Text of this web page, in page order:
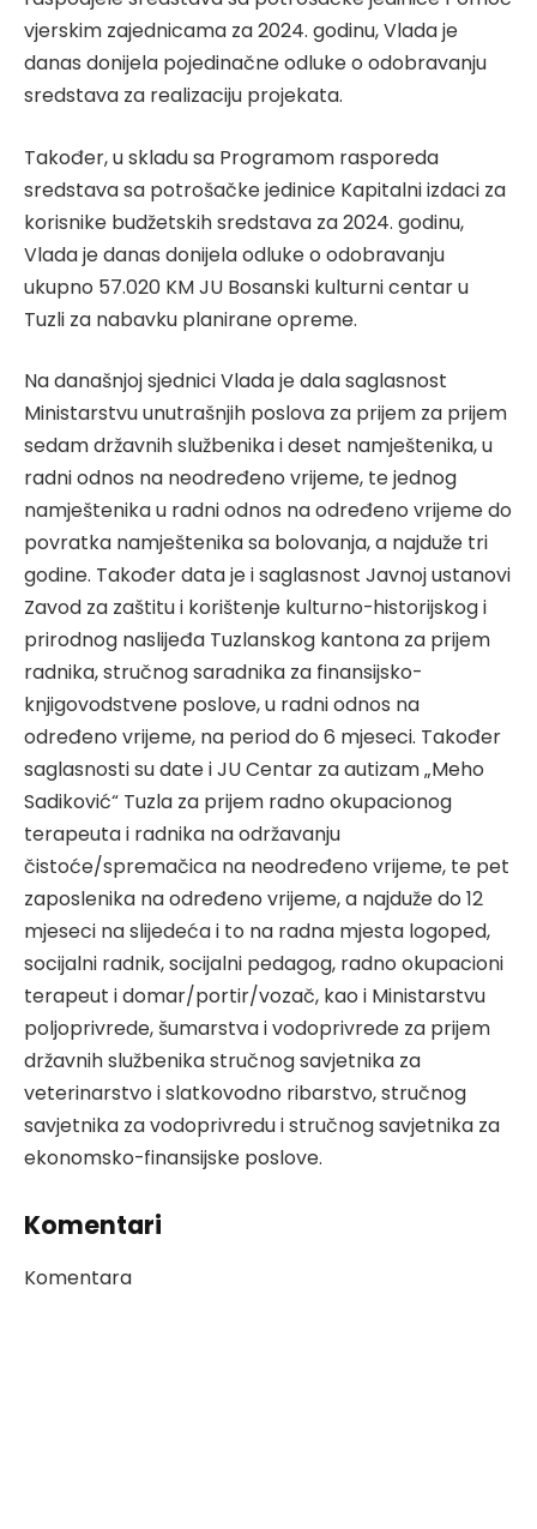
vjerskim zajednicama za 2024. godinu, Vlada je
danas donijela pojedinačne odluke o odobravanju
sredstava za realizaciju projekata.
Također, u skladu sa Programom rasporeda
sredstava sa potrošačke jedinice Kapitalni izdaci za
korisnike budžetskih sredstava za 2024. godinu,
Vlada je danas donijela odluke o odobravanju
ukupno 57.020 KM JU Bosanski kulturni centar u
Tuzli za nabavku planirane opreme.
Na današnjoj sjednici Vlada je dala saglasnost
Ministarstvu unutrašnjih poslova za prijem za prijem
sedam državnih službenika i deset namještenika, u
radni odnos na neodređeno vrijeme, te jednog
namještenika u radni odnos na određeno vrijeme do
povratka namještenika sa bolovanja, a najduže tri
godine. Također data je i saglasnost Javnoj ustanovi
Zavod za zaštitu i korištenje kulturno-historijskog i
prirodnog naslijeđa Tuzlanskog kantona za prijem
radnika, stručnog saradnika za finansijsko-
knjigovodstvene poslove, u radni odnos na
određeno vrijeme, na period do 6 mjeseci. Također
saglasnosti su date i JU Centar za autizam „Meho
Sadiković“ Tuzla za prijem radno okupacionog
terapeuta i radnika na održavanju
čistoće/spremačica na neodređeno vrijeme, te pet
zaposlenika na određeno vrijeme, a najduže do 12
mjeseci na slijedeća i to na radna mjesta logoped,
socijalni radnik, socijalni pedagog, radno okupacioni
terapeut i domar/portir/vozač, kao i Ministarstvu
poljoprivrede, šumarstva i vodoprivrede za prijem
državnih službenika stručnog savjetnika za
veterinarstvo i slatkovodno ribarstvo, stručnog
savjetnika za vodoprivredu i stručnog savjetnika za
ekonomsko-finansijske poslove.
Komentari
Komentara